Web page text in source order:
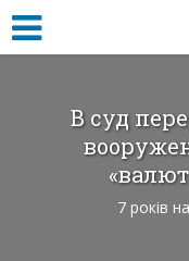
В суд
7 років